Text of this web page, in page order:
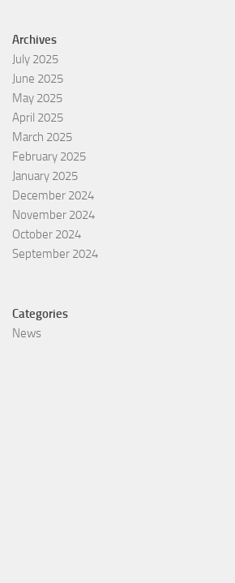
Archives
July 2025
June 2025
May 2025
April 2025
March 2025
February 2025
January 2025
December 2024
November 2024
October 2024
September 2024
Categories
News